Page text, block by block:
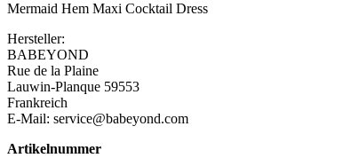
Mermaid Hem Maxi Cocktail Dress
Hersteller:
BABEYOND
Rue de la Plaine
Lauwin-Planque 59553
Frankreich
E-Mail: service@babeyond.com
Artikelnummer